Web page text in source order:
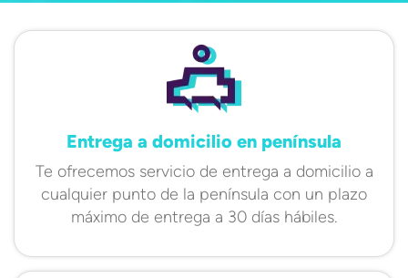
Entrega a domicilio en península
Te ofrecemos servicio de entrega a domicilio a
cualquier punto de la península con un plazo
máximo de entrega a 30 días hábiles.